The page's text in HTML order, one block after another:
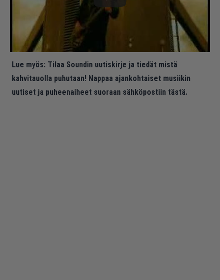
Lue myös: Tilaa Soundin uutiskirje ja tiedät mistä
kahvitauolla puhutaan! Nappaa ajankohtaiset musiikin
uutiset ja puheenaiheet suoraan sähköpostiin tästä.